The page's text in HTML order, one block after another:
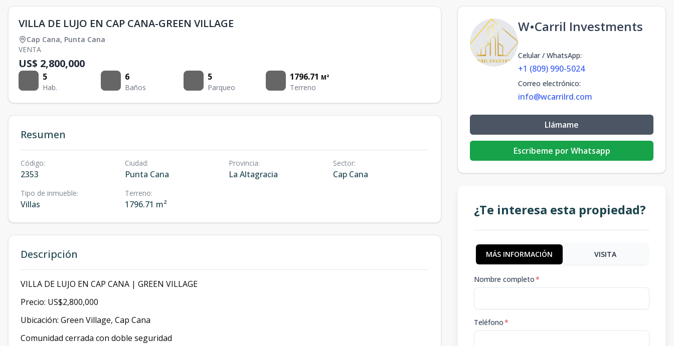
VILLA DE LUJO EN CAP CANA-GREEN VILLAGE
Cap Cana, Punta Cana
VENTA
US$ 2,800,000
5
Hab.
6
Baños
5
Parqueo
1796.71 M²
Terreno
Resumen
Código:
2353
Ciudad:
Punta Cana
Provincia:
La Altagracia
Sector:
Cap Cana
Tipo de inmueble:
Villas
Terreno:
1796.71 m²
Descripción
VILLA DE LUJO EN CAP CANA | GREEN VILLAGE
Precio: US$2,800,000
Ubicación: Green Village, Cap Cana
Comunidad cerrada con doble seguridad
W•Carril Investments
Celular / WhatsApp:
+1 (809) 990-5024
Correo electrónico:
info@wcarrilrd.com
Llámame
Escribeme por Whatsapp
¿Te interesa esta propiedad?
MÁS INFORMACIÓN VISITA
Nombre completo*
Teléfono*